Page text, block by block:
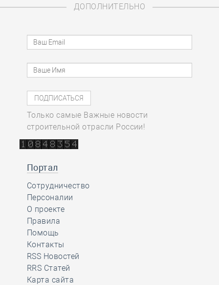
ДОПОЛНИТЕЛЬНО
Только самые Важные новости
строительной отрасли России!
Портал
Сотрудничество
Персоналии
О проекте
Правила
Помощь
Контакты
RSS Новостей
RRS Статей
Карта сайта